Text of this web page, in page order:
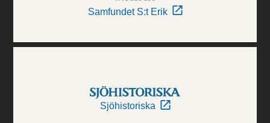
Samfundet S:t Erik
Sjöhistoriska